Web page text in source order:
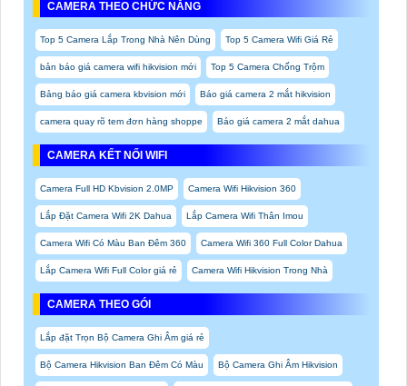
CAMERA THEO CHỨC NĂNG
Top 5 Camera Lắp Trong Nhà Nên Dùng Top 5 Camera Wifi Giá Rẻ
bản báo giá camera wifi hikvision mới Top 5 Camera Chống Trộm
Bảng báo giá camera kbvision mới Báo giá camera 2 mắt hikvision
camera quay rõ tem đơn hàng shoppe Báo giá camera 2 mắt dahua
CAMERA KẾT NỐI WIFI
Camera Full HD Kbvision 2.0MP Camera Wifi Hikvision 360
Lắp Đặt Camera Wifi 2K Dahua Lắp Camera Wifi Thân Imou
Camera Wifi Có Màu Ban Đêm 360 Camera Wifi 360 Full Color Dahua
Lắp Camera Wifi Full Color giá rẻ Camera Wifi Hikvision Trong Nhà
CAMERA THEO GÓI
Lắp đặt Trọn Bộ Camera Ghi Âm giá rẻ
Bộ Camera Hikvision Ban Đêm Có Màu Bộ Camera Ghi Âm Hikvision